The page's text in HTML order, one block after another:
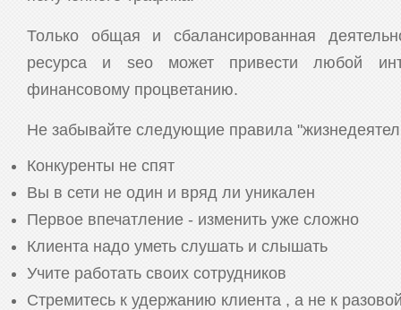
Только общая и сбалансированная
ресурса и seo может привести любой
финансовому процветанию.
Не забывайте следующие правила
Конкуренты не спят
Вы в сети не один и вряд ли уникален
Первое впечатление - изменить уже сложно
Клиента надо уметь слушать и слышать
Учите работать своих сотрудников
Стремитесь к удержанию клиента , а не к